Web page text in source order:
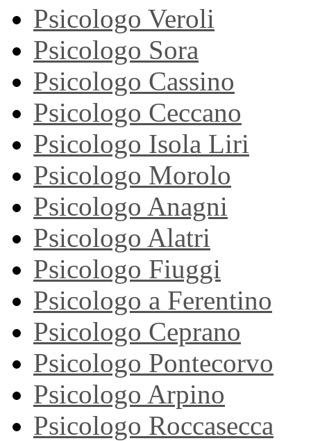
Psicologo Veroli
Psicologo Sora
Psicologo Cassino
Psicologo Ceccano
Psicologo Isola Liri
Psicologo Morolo
Psicologo Anagni
Psicologo Alatri
Psicologo Fiuggi
Psicologo a Ferentino
Psicologo Ceprano
Psicologo Pontecorvo
Psicologo Arpino
Psicologo Roccasecca